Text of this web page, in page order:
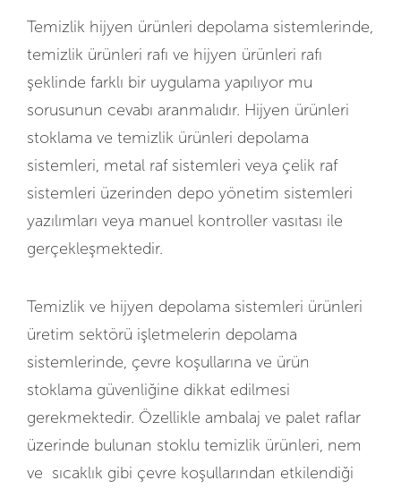
Temizlik hijyen ürünleri depolama sistemlerinde,
temizlik ürünleri rafı ve hijyen ürünleri rafı
şeklinde farklı bir uygulama yapılıyor mu
sorusunun cevabı aranmalıdır. Hijyen ürünleri
stoklama ve temizlik ürünleri depolama
sistemleri, metal raf sistemleri veya çelik raf
sistemleri üzerinden depo yönetim sistemleri
yazılımları veya manuel kontroller vasıtası ile
gerçekleşmektedir.
Temizlik ve hijyen depolama sistemleri ürünleri
üretim sektörü işletmelerin depolama
sistemlerinde, çevre koşullarına ve ürün
stoklama güvenliğine dikkat edilmesi
gerekmektedir. Özellikle ambalaj ve palet raflar
üzerinde bulunan stoklu temizlik ürünleri, nem
ve sıcaklık gibi çevre koşullarından etkilendiği